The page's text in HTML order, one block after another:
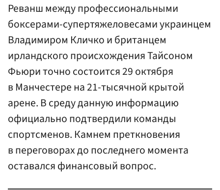
Реванш между профессиональными
боксерами-супертяжеловесами украинцем
Владимиром Кличко и британцем
ирландского происхождения Тайсоном
Фьюри точно состоится 29 октября
в Манчестере на 21-тысячной крытой
арене. В среду данную информацию
официально подтвердили команды
спортсменов. Камнем преткновения
в переговорах до последнего момента
оставался финансовый вопрос.